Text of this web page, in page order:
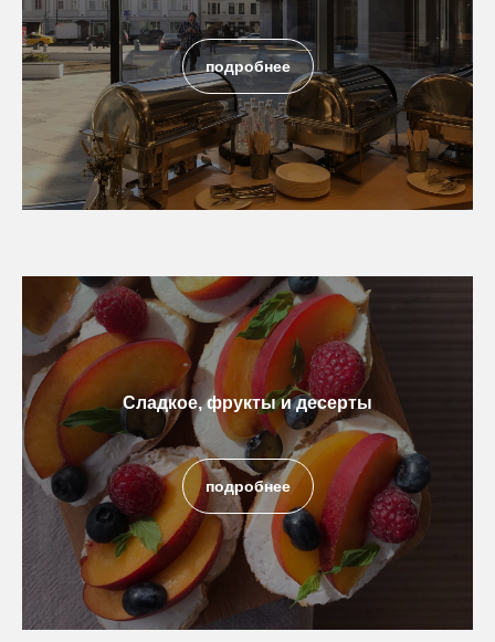
подробнее
Сладкое, фрукты и десерты
подробнее